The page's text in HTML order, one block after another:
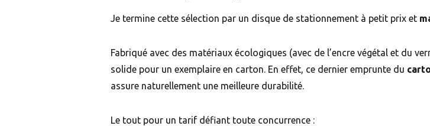
Je termine cette sélection par un disque de stationnement à petit prix et
Fabriqué avec des matériaux écologiques (avec de l’encre végétal et du
solide pour un exemplaire en carton. En effet, ce dernier emprunte du
assure naturellement une meilleure durabilité.
Le tout pour un tarif défiant toute concurrence :